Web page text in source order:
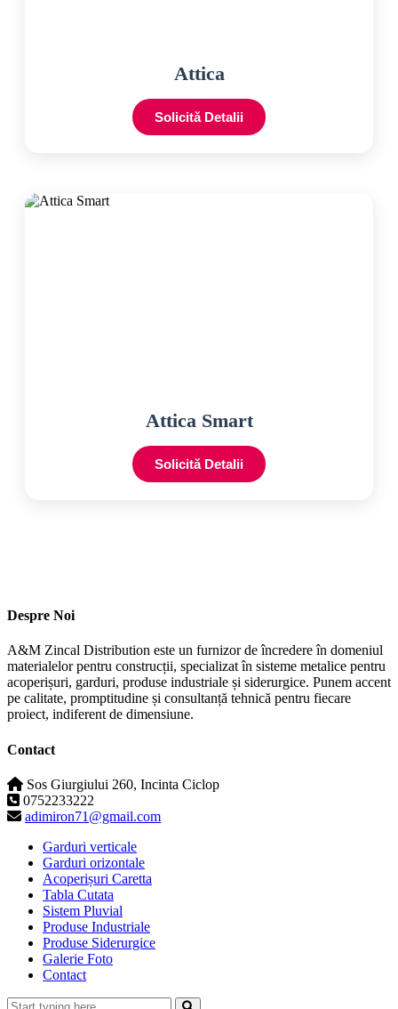
Attica
Solicită Detalii
Attica Smart
Solicită Detalii
Despre Noi
A&M Zincal Distribution este un furnizor de încredere în domeniul
materialelor pentru construcții, specializat în sisteme metalice pentru
acoperișuri, garduri, produse industriale și siderurgice. Punem accent
pe calitate, promptitudine și consultanță tehnică pentru fiecare
proiect, indiferent de dimensiune.
Contact
Sos Giurgiului 260, Incinta Ciclop
0752233222
adimiron71@gmail.com
Garduri verticale
Garduri orizontale
Acoperișuri Caretta
Tabla Cutata
Sistem Pluvial
Produse Industriale
Produse Siderurgice
Galerie Foto
Contact